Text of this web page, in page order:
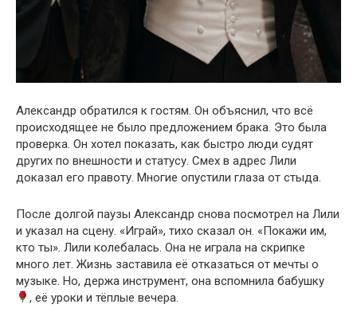
Александр обратился к гостям. Он объяснил, что всё
происходящее не было предложением брака. Это была
проверка. Он хотел показать, как быстро люди судят
других по внешности и статусу. Смех в адрес Лили
доказал его правоту. Многие опустили глаза от стыда.
После долгой паузы Александр снова посмотрел на Лили
и указал на сцену. «Играй», тихо сказал он. «Покажи им,
кто ты». Лили колебалась. Она не играла на скрипке
много лет. Жизнь заставила её отказаться от мечты о
музыке. Но, держа инструмент, она вспомнила бабушку
, её уроки и тёплые вечера.